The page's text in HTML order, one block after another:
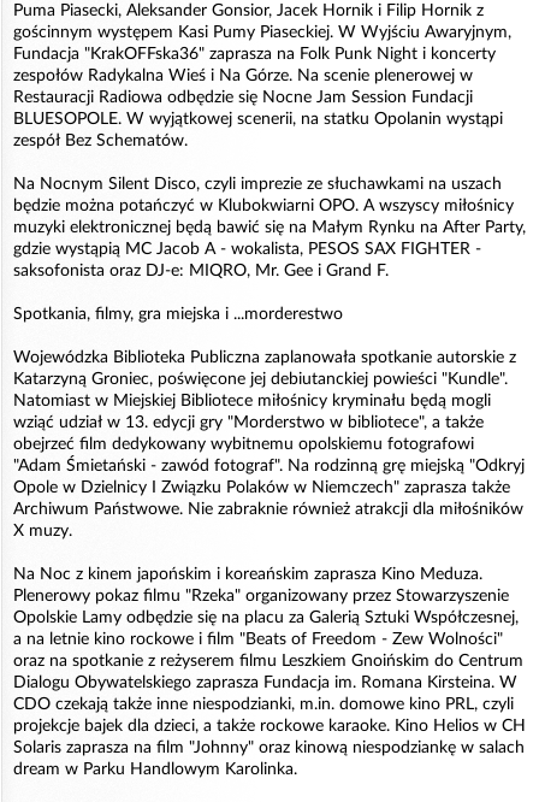
Puma Piasecki, Aleksander Gonsior, Jacek Hornik i Filip Hornik z
gościnnym występem Kasi Pumy Piaseckiej. W Wyjściu Awaryjnym,
Fundacja "KrakOFFska36" zaprasza na Folk Punk Night i koncerty
zespołów Radykalna Wieś i Na Górze. Na scenie plenerowej w
Restauracji Radiowa odbędzie się Nocne Jam Session Fundacji
BLUESOPOLE. W wyjątkowej scenerii, na statku Opolanin wystąpi
zespół Bez Schematów.
Na Nocnym Silent Disco, czyli imprezie ze słuchawkami na uszach
będzie można potańczyć w Klubokwiarni OPO. A wszyscy miłośnicy
muzyki elektronicznej będą bawić się na Małym Rynku na After Party,
gdzie wystąpią MC Jacob A - wokalista, PESOS SAX FIGHTER -
saksofonista oraz DJ-e: MIQRO, Mr. Gee i Grand F.
Spotkania, filmy, gra miejska i ...morderestwo
Wojewódzka Biblioteka Publiczna zaplanowała spotkanie autorskie z
Katarzyną Groniec, poświęcone jej debiutanckiej powieści "Kundle".
Natomiast w Miejskiej Bibliotece miłośnicy kryminału będą mogli
wziąć udział w 13. edycji gry "Morderstwo w bibliotece", a także
obejrzeć film dedykowany wybitnemu opolskiemu fotografowi
"Adam Śmietański - zawód fotograf". Na rodzinną grę miejską "Odkryj
Opole w Dzielnicy I Związku Polaków w Niemczech" zaprasza także
Archiwum Państwowe. Nie zabraknie również atrakcji dla miłośników
X muzy.
Na Noc z kinem japońskim i koreańskim zaprasza Kino Meduza.
Plenerowy pokaz filmu "Rzeka" organizowany przez Stowarzyszenie
Opolskie Lamy odbędzie się na placu za Galerią Sztuki Współczesnej,
a na letnie kino rockowe i film "Beats of Freedom - Zew Wolności"
oraz na spotkanie z reżyserem filmu Leszkiem Gnoińskim do Centrum
Dialogu Obywatelskiego zaprasza Fundacja im. Romana Kirsteina. W
CDO czekają także inne niespodzianki, m.in. domowe kino PRL, czyli
projekcje bajek dla dzieci, a także rockowe karaoke. Kino Helios w CH
Solaris zaprasza na film "Johnny" oraz kinową niespodziankę w salach
dream w Parku Handlowym Karolinka.